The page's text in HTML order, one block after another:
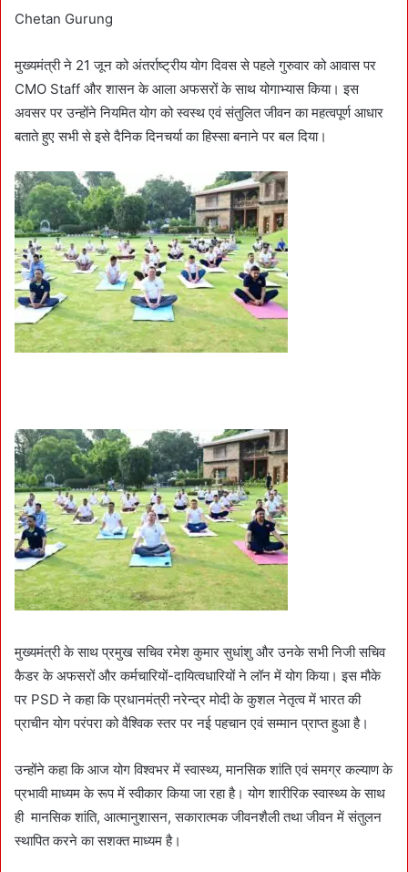
Chetan Gurung
मुख्यमंत्री ने 21 जून को अंतर्राष्ट्रीय योग दिवस से पहले गुरुवार को आवास पर
CMO Staff और शासन के आला अफसरों के साथ योगाभ्यास किया। इस
अवसर पर उन्होंने नियमित योग को स्वस्थ एवं संतुलित जीवन का महत्वपूर्ण आधार
बताते हुए सभी से इसे दैनिक दिनचर्या का हिस्सा बनाने पर बल दिया।
मुख्यमंत्री के साथ प्रमुख सचिव रमेश कुमार सुधांशु और उनके सभी निजी सचिव
कैडर के अफसरों और कर्मचारियों-दायित्वधारियों ने लॉन में योग किया। इस मौके
पर PSD ने कहा कि प्रधानमंत्री नरेन्द्र मोदी के कुशल नेतृत्व में भारत की
प्राचीन योग परंपरा को वैश्विक स्तर पर नई पहचान एवं सम्मान प्राप्त हुआ है।
उन्होंने कहा कि आज योग विश्वभर में स्वास्थ्य, मानसिक शांति एवं समग्र कल्याण के
प्रभावी माध्यम के रूप में स्वीकार किया जा रहा है। योग शारीरिक स्वास्थ्य के साथ
ही मानसिक शांति, आत्मानुशासन, सकारात्मक जीवनशैली तथा जीवन में संतुलन
स्थापित करने का सशक्त माध्यम है।